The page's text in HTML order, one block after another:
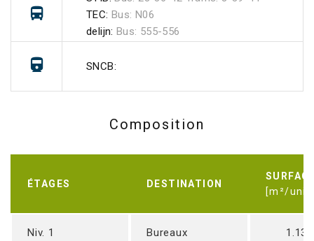
TEC: Bus: N06
delijn: Bus: 555-556
SNCB:
Composition
ÉTAGES DESTINATION
[m²/
Niv. 1 Bureaux